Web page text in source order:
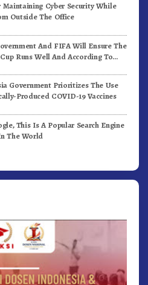
Maintaining Cyber Security While
Outside The Office
And FIFA Will Ensure The
Runs Well And According To
Government Prioritizes The Use
Produced COVID-19 Vaccines
This Is A Popular Search Engine
The World